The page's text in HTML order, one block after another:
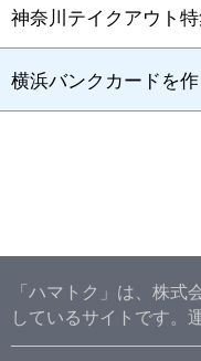
神奈川テイクアウト
横浜バンクカードを
「ハマトク」は、株
しているサイトです。